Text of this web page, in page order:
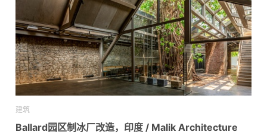
建筑
Ballard园区制冰厂改造，印度 / Malik Architecture